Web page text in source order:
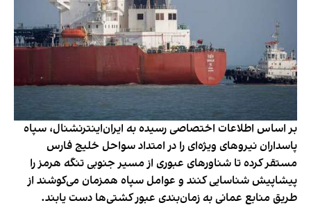
بر اساس اطلاعات اختصاصی رسیده به ایران‌اینترنشنال، سپاه
پاسداران نیروهای ویژه‌ای را در امتداد سواحل خلیج فارس
مستقر کرده تا شناورهای عبوری از مسیر جنوبی تنگه هرمز را
پیشاپیش شناسایی کنند و عوامل سپاه همزمان می‌کوشند از
طریق منابع عمانی به زمان‌بندی عبور کشتی‌ها دست یابند.